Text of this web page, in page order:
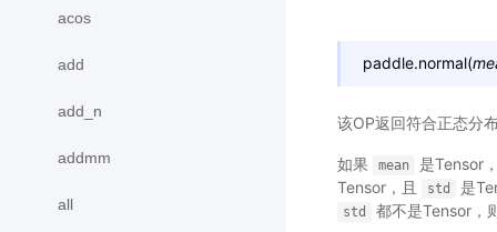
acos
add
add_n
addmm
all
paddle.normal(
该OP返回符合正态分
如果 mean
是Tensor
Tensor，且
std 是
std 都不是Tensor，